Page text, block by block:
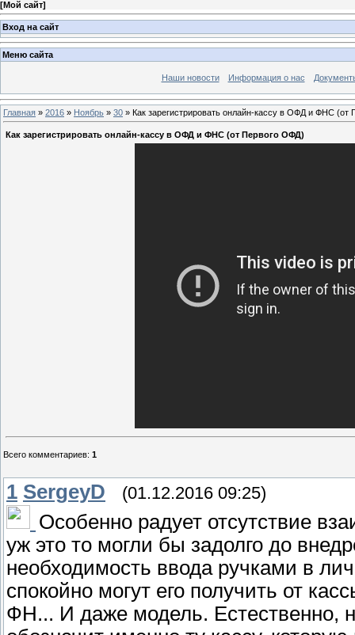
[Мой сайт]
Вход на сайт
Меню сайта
Наши новости Информация о нас
Главная » 2016 » Ноябрь » 30 » Как зарегистрировать онлайн-кассу в ОФД и ФНС (от
Как зарегистрировать онлайн-кассу в ОФД и ФНС (от Первого ОФД)
Всего комментариев: 1
1 SergeyD (01.12.2016 09:25)
Особенно радует отсутствие
уж это то могли бы задолго до
необходимость ввода ручками в
спокойно могут его получить от
ФН... И даже модель. Естественно,